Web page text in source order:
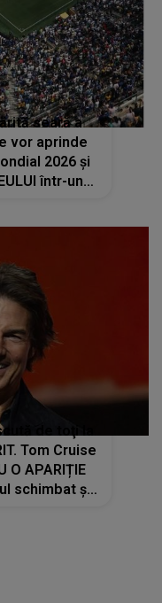
seară a
vor aprinde
2026 și
într-un
de toţi la
Tom Cruise
O APARIȚIE
ul schimbat şi